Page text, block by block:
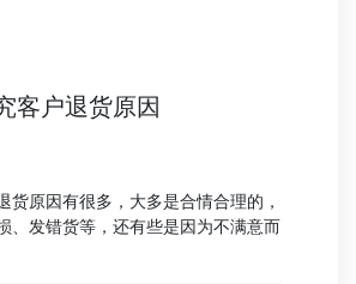
户退货原因
原因有很多，大多是合情合理的，
、发错货等，还有些是因为不满意而